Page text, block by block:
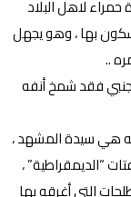
لاهل البلاد
بها ، وهو يجهل
..
فقد شمخ أنفه
هي سيدة المشهد ،
“الديمقراطية” ،
التي أغرقه بها